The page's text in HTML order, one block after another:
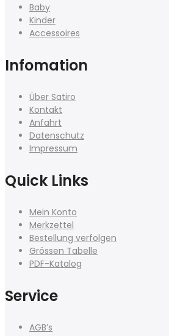
Baby
Kinder
Accessoires
Infomation
Über Satiro
Kontakt
Anfahrt
Datenschutz
Impressum
Quick Links
Mein Konto
Merkzettel
Bestellung verfolgen
Grössen Tabelle
PDF-Katalog
Service
AGB’s